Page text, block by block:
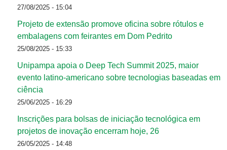
27/08/2025 - 15:04
Projeto de extensão promove oficina sobre rótulos e
embalagens com feirantes em Dom Pedrito
25/08/2025 - 15:33
Unipampa apoia o Deep Tech Summit 2025, maior
evento latino-americano sobre tecnologias baseadas em
ciência
25/06/2025 - 16:29
Inscrições para bolsas de iniciação tecnológica em
projetos de inovação encerram hoje, 26
26/05/2025 - 14:48